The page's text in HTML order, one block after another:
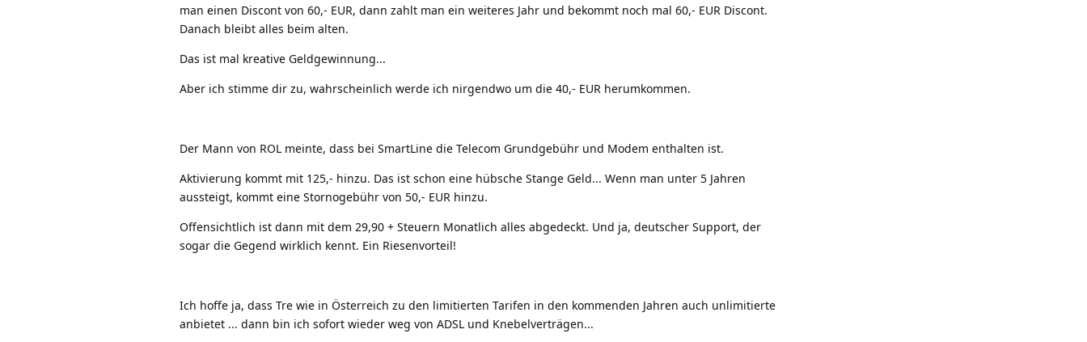
man einen Discont von 60,- EUR, dann zahlt man ein weiteres Jahr und bekommt noch mal 60,- EUR Discont.
Danach bleibt alles beim alten.
Das ist mal kreative Geldgewinnung...
Aber ich stimme dir zu, wahrscheinlich werde ich nirgendwo um die 40,- EUR herumkommen.
Der Mann von ROL meinte, dass bei SmartLine die Telecom Grundgebühr und Modem enthalten ist.
Aktivierung kommt mit 125,- hinzu. Das ist schon eine hübsche Stange Geld... Wenn man unter 5 Jahren
aussteigt, kommt eine Stornogebühr von 50,- EUR hinzu.
Offensichtlich ist dann mit dem 29,90 + Steuern Monatlich alles abgedeckt. Und ja, deutscher Support, der
sogar die Gegend wirklich kennt. Ein Riesenvorteil!
Ich hoffe ja, dass Tre wie in Österreich zu den limitierten Tarifen in den kommenden Jahren auch unlimitierte
anbietet ... dann bin ich sofort wieder weg von ADSL und Knebelverträgen...